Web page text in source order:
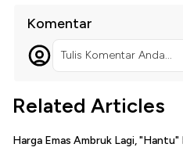
Komentar
Tulis Komentar Anda...
Related Articles
Harga Emas Ambruk Lagi,